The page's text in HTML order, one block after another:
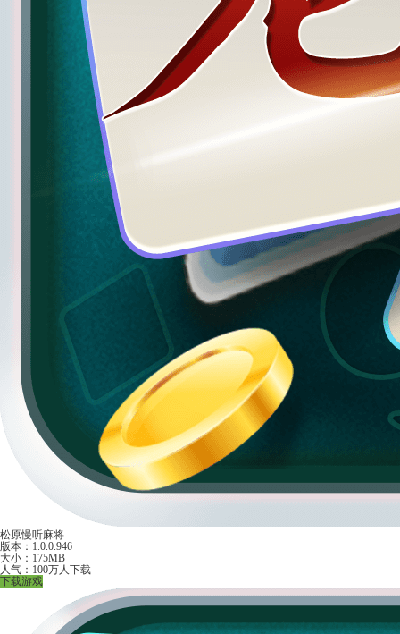
松原慢听麻将
版本：1.0.0.946
大小：175MB
人气：100万人下载
下载游戏